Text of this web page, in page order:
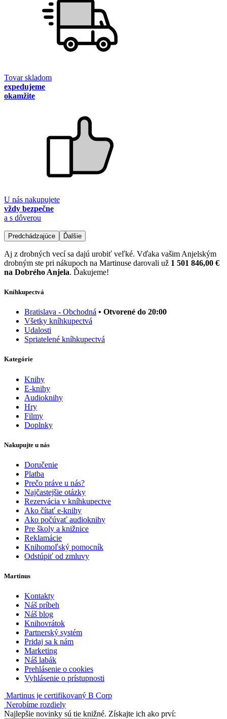
Tovar skladom
expedujeme
okamžite
U nás nakupujete
vždy bezpečne
a s dôverou
Predchádzajúce Ďalšie
Aj z drobných vecí sa dajú urobiť veľké. Vďaka vašim Anjelským
drobným ste pri nákupoch na Martinuse darovali už 1 501 846,00 €
na Dobrého Anjela. Ďakujeme!
Kníhkupectvá
Bratislava - Obchodná • Otvorené do 20:00
Všetky kníhkupectvá
Udalosti
Spriatelené kníhkupectvá
Kategórie
Knihy
E-knihy
Audioknihy
Hry
Filmy
Doplnky
Nakupujte u nás
Doručenie
Platba
Prečo práve u nás?
Najčastejšie otázky
Rezervácia v kníhkupectve
Ako čítať e-knihy
Ako počúvať audioknihy
Pre školy a knižnice
Reklamácie
Knihomoľský pomocník
Odstúpiť od zmluvy
Martinus
Kontakty
Náš príbeh
Náš blog
Knihovrátok
Partnerský systém
Pridaj sa k nám
Marketing
Náš labák
Prehlásenie o cookies
Vyhlásenie o prístupnosti
Martinus je certifikovaný B Corp
Nerobíme rozdiely
Najlepšie novinky sú tie knižné. Získajte ich ako prví: